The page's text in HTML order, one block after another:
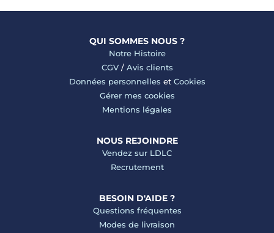
QUI SOMMES NOUS ?
Notre Histoire
CGV/ Avis clients
Données personnelles et Cookies
Gérer mes cookies
Mentions légales
NOUS REJOINDRE
Vendez sur LDLC
Recrutement
BESOIN D'AIDE ?
Questions fréquentes
Modes de livraison